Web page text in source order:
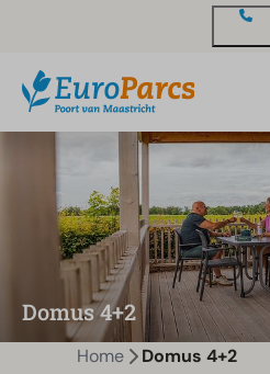
Domus 4+2
Home Domus 4+2